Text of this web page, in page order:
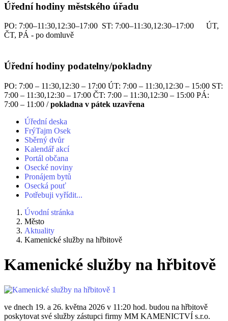
Úřední hodiny městského úřadu
PO: 7:00–11:30,12:30–17:00 ST: 7:00–11:30,12:30–17:00 ÚT,
ČT, PÁ - po domluvě
Úřední hodiny podatelny/pokladny
PO: 7:00 – 11:30,12:30 – 17:00 ÚT: 7:00 – 11:30,12:30 – 15:00 ST:
7:00 – 11:30,12:30 – 17:00 ČT: 7:00 – 11:30,12:30 – 15:00 PÁ:
7:00 – 11:00 /pokladna v pátek uzavřena
Úřední deska
FrýTajm Osek
Sběrný dvůr
Kalendář akcí
Portál občana
Osecké noviny
Pronájem bytů
Osecká pouť
Potřebuji vyřídit...
Úvodní stránka
Město
Aktuality
Kamenické služby na hřbitově
Kamenické služby na hřbitově
ve dnech 19. a 26. května 2026 v 11:20 hod. budou na hřbitově
poskytovat své služby zástupci firmy MM KAMENICTVÍ s.r.o.